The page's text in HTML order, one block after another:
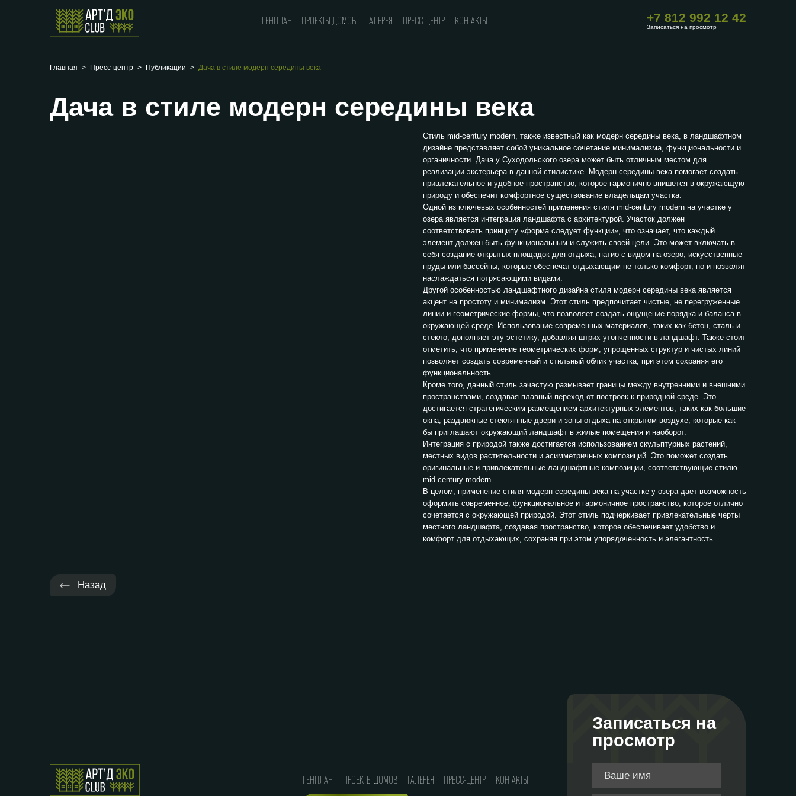
ГЕНПЛАН ПРОЕКТЫ ДОМОВ ГАЛЕРЕЯ ПРЕСС-ЦЕНТР КОНТАКТЫ +7 812 992 12 42
Записаться на просмотр
Главная Пресс-центр Публикации Дача в стиле модерн середины века
Дача в стиле модерн середины века
Стиль mid-century modern, также известный как модерн середины века, в ландшафтном
дизайне представляет собой уникальное сочетание минимализма, функциональности и
органичности. Дача у Суходольского озера может быть отличным местом для
реализации экстерьера в данной стилистике. Модерн середины века помогает создать
привлекательное и удобное пространство, которое гармонично впишется в окружающую
природу и обеспечит комфортное существование владельцам участка.
Одной из ключевых особенностей применения стиля mid-century modern на участке у
озера является интеграция ландшафта с архитектурой. Участок должен
соответствовать принципу «форма следует функции», что означает, что каждый
элемент должен быть функциональным и служить своей цели. Это может включать в
себя создание открытых площадок для отдыха, патио с видом на озеро, искусственные
пруды или бассейны, которые обеспечат отдыхающим не только комфорт, но и позволят
наслаждаться потрясающими видами.
Другой особенностью ландшафтного дизайна стиля модерн середины века является
акцент на простоту и минимализм. Этот стиль предпочитает чистые, не перегруженные
линии и геометрические формы, что позволяет создать ощущение порядка и баланса в
окружающей среде. Использование современных материалов, таких как бетон, сталь и
стекло, дополняет эту эстетику, добавляя штрих утонченности в ландшафт. Также стоит
отметить, что применение геометрических форм, упрощенных структур и чистых линий
позволяет создать современный и стильный облик участка, при этом сохраняя его
функциональность.
Кроме того, данный стиль зачастую размывает границы между внутренними и внешними
пространствами, создавая плавный переход от построек к природной среде. Это
достигается стратегическим размещением архитектурных элементов, таких как большие
окна, раздвижные стеклянные двери и зоны отдыха на открытом воздухе, которые как
бы приглашают окружающий ландшафт в жилые помещения и наоборот.
Интеграция с природой также достигается использованием скульптурных растений,
местных видов растительности и асимметричных композиций. Это поможет создать
оригинальные и привлекательные ландшафтные композиции, соответствующие стилю
mid-century modern.
В целом, применение стиля модерн середины века на участке у озера дает возможность
оформить современное, функциональное и гармоничное пространство, которое отлично
сочетается с окружающей природой. Этот стиль подчеркивает привлекательные черты
местного ландшафта, создавая пространство, которое обеспечивает удобство и
комфорт для отдыхающих, сохраняя при этом упорядоченность и элегантность.
Назад
ГЕНПЛАН ПРОЕКТЫ ДОМОВ ГАЛЕРЕЯ ПРЕСС-ЦЕНТР КОНТАКТЫ
Записаться на
просмотр